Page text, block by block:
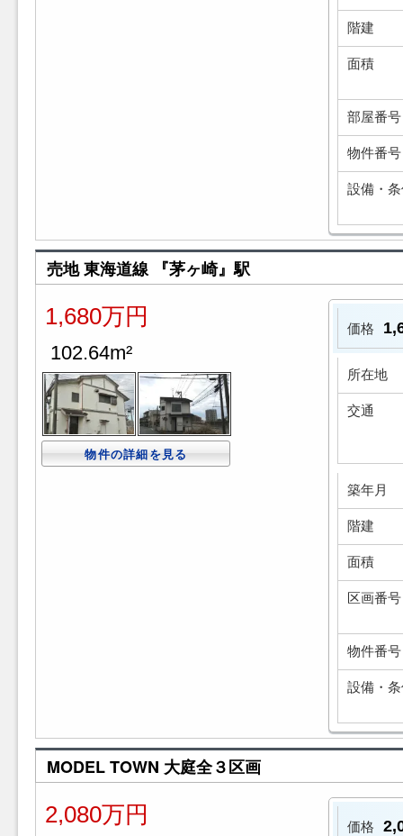
階建
面積
部屋番号
物件番号
設備・
売地 東海道線 『茅ヶ崎』駅
1,680万円
102.64m²
物件の詳細を見る
価格
所在地
交通
築年月
階建
面積
区画番号
物件番号
設備・
MODEL TOWN 大庭全３区画
2,080万円 価格